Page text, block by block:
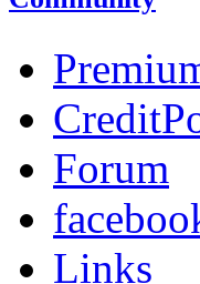
Forum
Links